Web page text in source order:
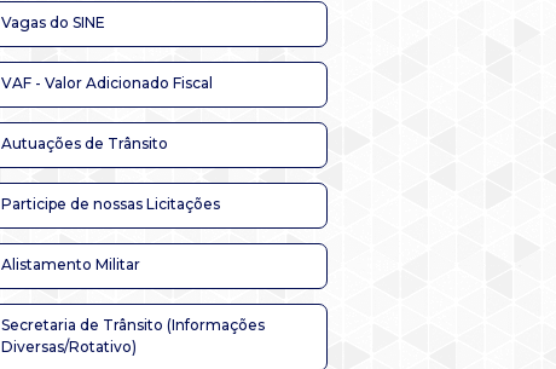
Vagas do SINE
VAF - Valor Adicionado Fiscal
Autuações de Trânsito
Participe de nossas Licitações
Alistamento Militar
Secretaria de Trânsito (Informações
Diversas/Rotativo)